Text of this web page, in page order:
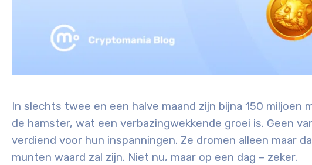
In slechts twee en een halve maand zijn bijna 150 miljoen
de hamster, wat een verbazingwekkende groei is. Geen
verdiend voor hun inspanningen. Ze dromen alleen maar
munten waard zal zijn. Niet nu, maar op een dag – zeker.